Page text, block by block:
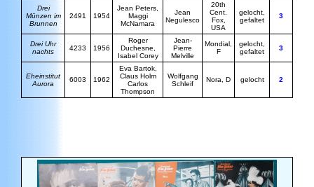
Drei
Münzen im
Brunnen
2491 1954
Jean Peters,
Maggi
McNamara
Jean
Negulesco
20th
Cent.
Fox,
USA
gelocht,
gefaltet
3
Drei Uhr
nachts
4233 1956
Roger
Duchesne,
Isabel Corey
Jean-
Pierre
Melville
Mondial,
F
gelocht,
gefaltet
3
Eheinstitut
Aurora
6003 1962
Eva Bartok,
Claus Holm
Carlos
Thompson
Wolfgang
Schleif
Nora, D gelocht 2